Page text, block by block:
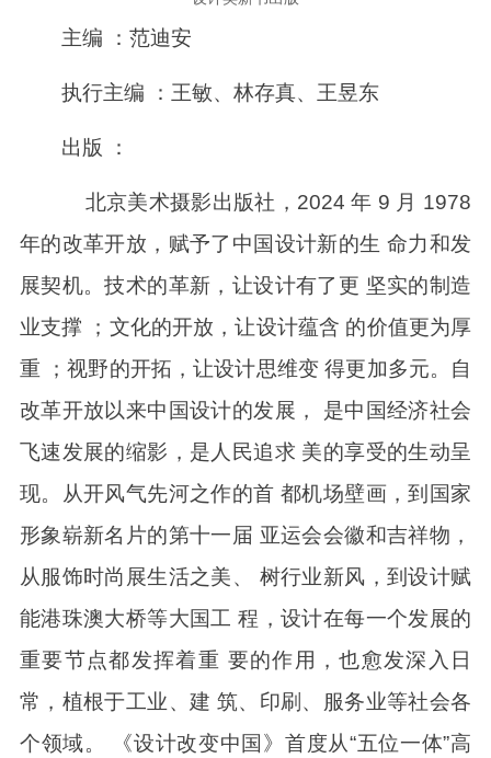
主编 ：范迪安
执行主编 ：王敏、林存真、王昱东
出版 ：
北京美术摄影出版社，2024 年 9 月 1978
年的改革开放，赋予了中国设计新的生 命力和发
展契机。技术的革新，让设计有了更 坚实的制造
业支撑 ；文化的开放，让设计蕴含 的价值更为厚
重 ；视野的开拓，让设计思维变 得更加多元。自
改革开放以来中国设计的发展， 是中国经济社会
飞速发展的缩影，是人民追求 美的享受的生动呈
现。从开风气先河之作的首 都机场壁画，到国家
形象崭新名片的第十一届 亚运会会徽和吉祥物，
从服饰时尚展生活之美、 树行业新风，到设计赋
能港珠澳大桥等大国工 程，设计在每一个发展的
重要节点都发挥着重 要的作用，也愈发深入日
常，植根于工业、建 筑、印刷、服务业等社会各
个领域。 《设计改变中国》首度从“五位一体”高